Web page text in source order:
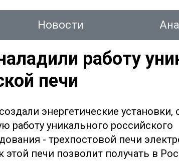
Аналитика Консалтинг
Новости
работу
печи
энергетические установки,
работу уникального российского
- трехпостовой печи
этой печи позволит получать в